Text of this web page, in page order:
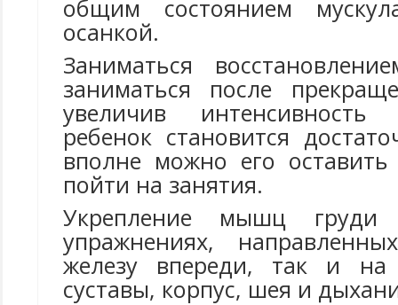
общим состоянием
осанкой.
Заниматься
заниматься после
увеличив
ребенок становится
вполне можно его
пойти на занятия.
Укрепление мышц груди
упражнениях,
железу впереди, так и на
суставы, корпус, шея и